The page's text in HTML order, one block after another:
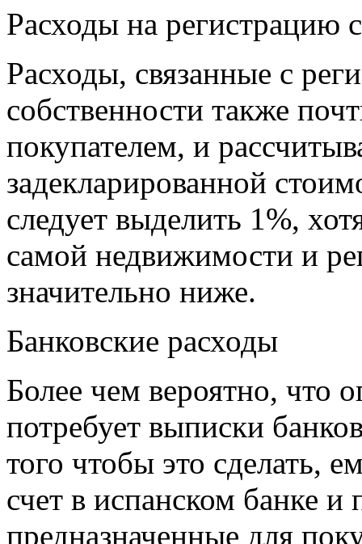
Расходы на регистрацию
Расходы, связанные с
собственности также
покупателем, и
задекларированной
следует выделить 1%,
самой недвижимости и
значительно ниже.
Банковские расходы
Более чем вероятно, что
потребует выписки
того чтобы это сделать,
счет в испанском банке и
предназначенные для